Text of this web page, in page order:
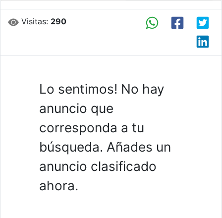
Visitas: 290
Lo sentimos! No hay
anuncio que
corresponda a tu
búsqueda. Añades un
anuncio clasificado
ahora.